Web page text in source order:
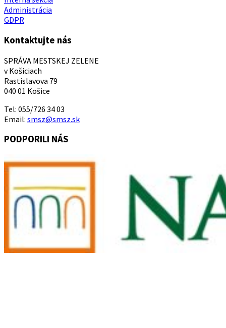
Administrácia
GDPR
Kontaktujte nás
SPRÁVA MESTSKEJ ZELENE
v Košiciach
Rastislavova 79
040 01 Košice
Tel: 055/726 34 03
Email: smsz@smsz.sk
PODPORILI NÁS